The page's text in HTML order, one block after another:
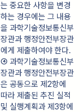
는 중요한 사항을 변경
하는 경우에는 그 내용
을 과학기술정보통신부
장관과 행정안전부장관
에게 제출하여야 한다.
④ 과학기술정보통신부
장관과 행정안전부장관
은 공동으로 제2항에
따라 제출된 추진 실적
및 실행계획과 제3항에